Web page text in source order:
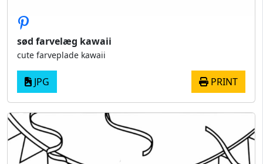
sød farvelæg kawaii
cute farveplade kawaii
JPG PRINT